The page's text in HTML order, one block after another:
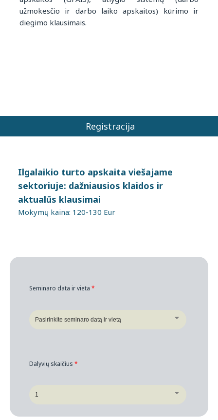
užmokesčio ir darbo laiko apskaitos) kūrimo ir
diegimo klausimais.
Registracija
Ilgalaikio turto apskaita viešajame
sektoriuje: dažniausios klaidos ir
aktualūs klausimai
Mokymų kaina: 120-130 Eur
Seminaro data ir vieta *
Dalyvių skaičius *